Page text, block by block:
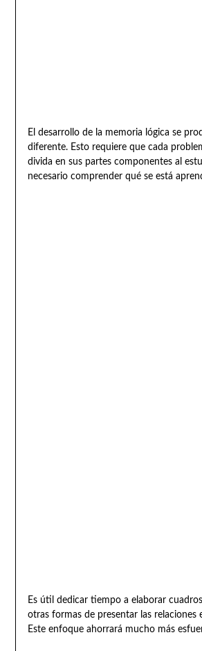
El desarrollo de la memoria lógica se
diferente. Esto requiere que cada
divida en sus partes componentes al
necesario comprender qué se está
Es útil dedicar tiempo a elaborar
otras formas de presentar las relaciones
Este enfoque ahorrará mucho más